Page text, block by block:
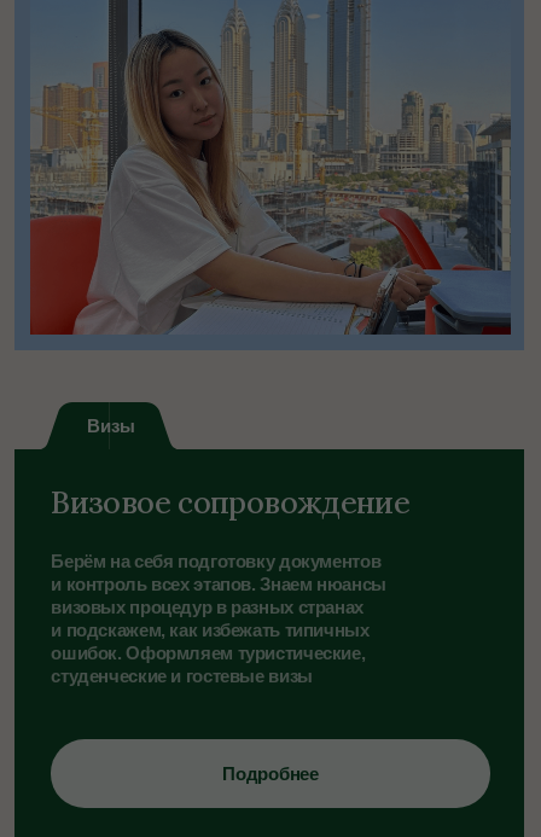
Мы создаём пространство
доверия для всей семьи:
остаёмся на одной волне
с детьми и находим подход
к любым, даже тревожным
родителям